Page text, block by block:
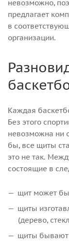
невозможно,
предлагает
в
организации.
Каждая
Без этого
невозможна ни
бы, все щиты
это не так.
состоящие в
щит может
щиты
(дерево,
щиты бывают